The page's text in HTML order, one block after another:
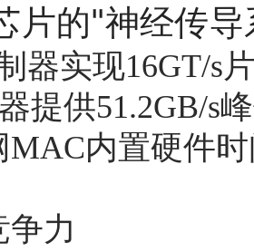
片的"神经传
器实现16GT/s
提供51.2GB/s
MAC内置硬件
争力